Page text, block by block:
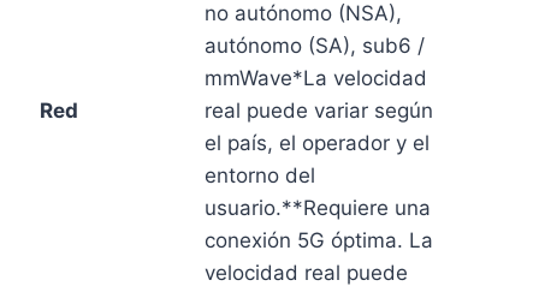
Red
no autónomo (NSA),
autónomo (SA), sub6 /
mmWave*La velocidad
real puede variar según
el país, el operador y el
entorno del
usuario.**Requiere una
conexión 5G óptima. La
velocidad real puede